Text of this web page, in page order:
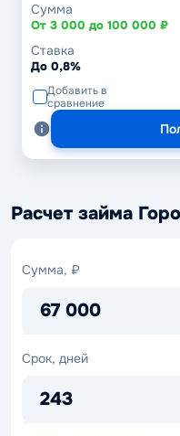
Сумма
От 3 000 до 100 000 ₽
Ставка
До 0,8%
Добавить в
сравнение
Расчет займа
Сумма, ₽
67 000
Сумма,
Срок, дней
243
Срок,